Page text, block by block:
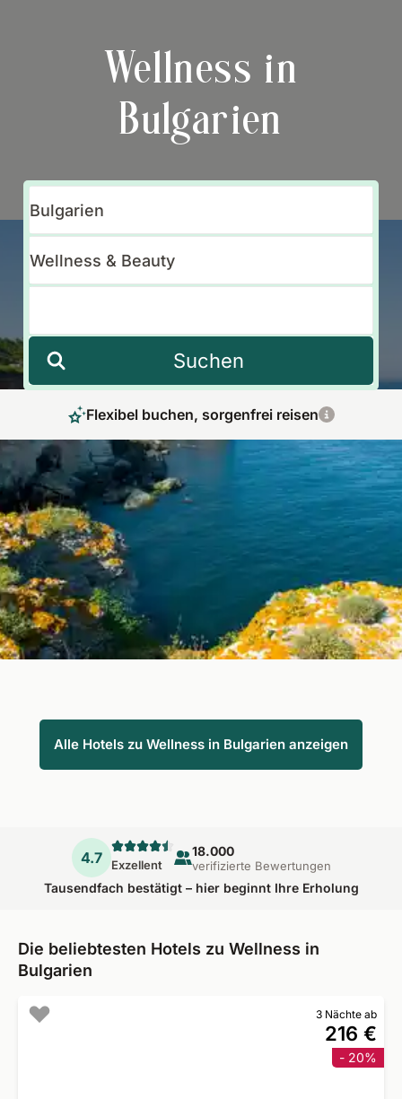
Wellness in
Bulgarien
Suchen
Flexibel buchen, sorgenfrei reisen
Wohltuende Spa Momente voller Entspannung
Bulgarien, das Land an der Schwarzmeerküste, bietet Ihnen
beste Bedingungen, um einen Wellnessurlaub zu verbringen.
Es verfügt nicht nur über eine abwechslungsreiche und
schöne Natur, sondern ist auch sehr gut von Deutschland aus
zu erreichen. Hochwertige Spa-Anwendungen runden das
Wellness-Erlebnis ab.
Alle Hotels zu Wellness in Bulgarien anzeigen
4.7 Exzellent
18.000
verifizierte Bewertungen
Tausendfach bestätigt – hier beginnt Ihre Erholung
Die beliebtesten Hotels zu Wellness in
Bulgarien
3 Nächte ab
216 €
- 20%